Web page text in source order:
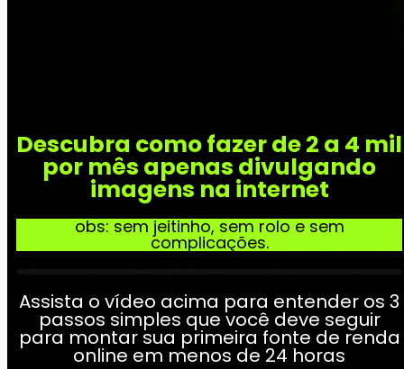
Descubra como fazer de 2 a 4 mil
por mês apenas divulgando
imagens na internet
obs: sem jeitinho, sem rolo e sem
complicações.
Assista o vídeo acima para entender os 3
passos simples que você deve seguir
para montar sua primeira fonte de renda
online em menos de 24 horas